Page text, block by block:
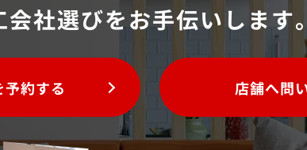
会社選びをお手伝いします。
約する 店舗へ問